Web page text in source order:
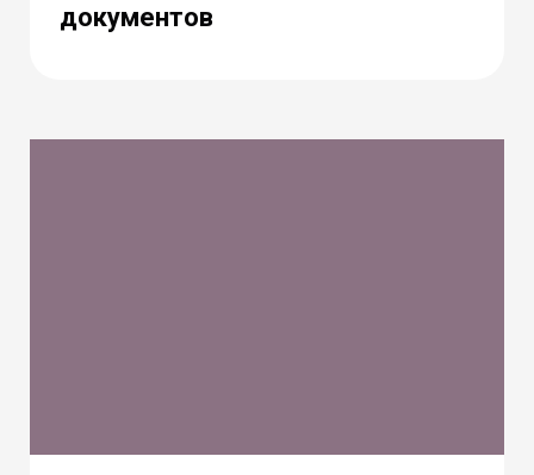
документов